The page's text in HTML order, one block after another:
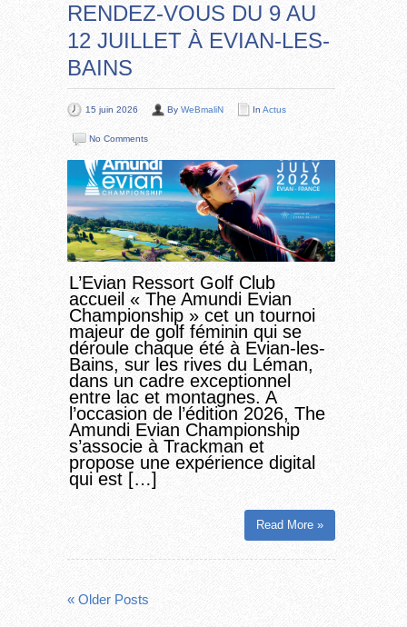
RENDEZ-VOUS DU 9 AU
12 JUILLET À EVIAN-LES-
BAINS
15 juin 2026 By WeBmaliN In Actus
No Comments
L’Evian Ressort Golf Club
accueil « The Amundi Evian
Championship » cet un tournoi
majeur de golf féminin qui se
déroule chaque été à Evian-les-
Bains, sur les rives du Léman,
dans un cadre exceptionnel
entre lac et montagnes. A
l’occasion de l’édition 2026, The
Amundi Evian Championship
s’associe à Trackman et
propose une expérience digital
qui est […]
Read More »
« Older Posts